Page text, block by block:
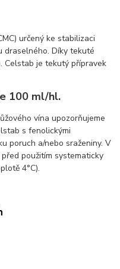
určený ke stabilizaci
draselného. Díky tekuté
Celstab je tekutý přípravek
100 ml/hl.
vína upozorňujeme
s fenolickými
poruch a/nebo sraženiny. V
použitím systematicky
4°C).